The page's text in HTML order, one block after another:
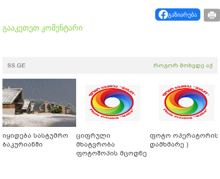
გაზიარება
გააკეთეთ კომენტარი
SS.GE როგორ მოხვდე აქ
იყიდება სასტუმრო
ბაკურიანში
ციფრული
მხატვრობა
ფოტოშოპის მცოდნე
ფოტო ოპერატორის
დამხმარე )